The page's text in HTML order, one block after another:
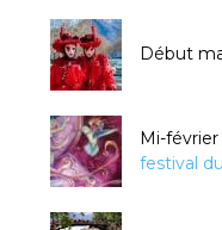
Début
Mi-
festival